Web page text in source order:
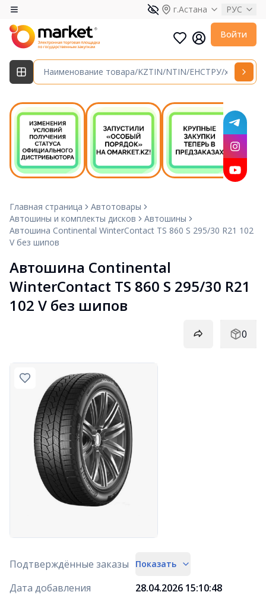
г.Астана РУС
Войти
Главная страница
Автотовары
Автошины и комплекты дисков
Автошины
Автошина Continental WinterContact TS 860 S 295/30 R21 102
V без шипов
Автошина Continental
WinterContact TS 860 S 295/30 R21
102 V без шипов
0
Подтверждённые заказы Показать
Дата добавления
28.04.2026 15:10:48